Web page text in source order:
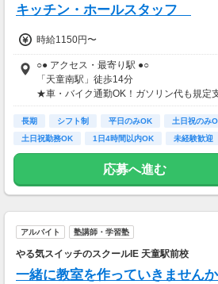
キッチン・ホールスタッフ
時給1150円〜
○● アクセス・最寄り駅 ●○
「天童南駅」徒歩14分
★車・バイク通勤OK！ガソリン代も規定
★自転車通勤も可！（駐輪場料金は自己
店にある場合は利用可）
★お店は国道13号線沿い、山形県総合運
広い駐車場有！車通勤も楽々です。
長期 シフト制 平日のみOK 土日祝のみ
土日祝勤務OK
1日4時間以内OK 未経験歓迎
応募へ進む
アルバイト 塾講師・学習塾
やる気スイッチのスクールIE 天童駅前校
一緒に教室を作っていきません